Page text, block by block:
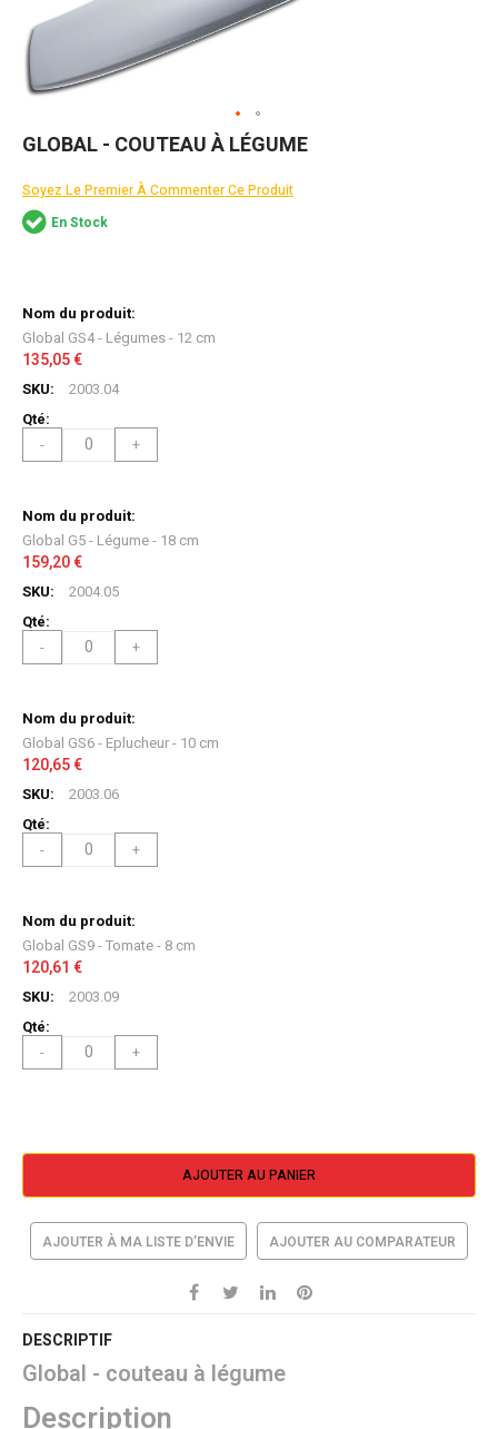
Skip
beginning
of
the
GLOBAL - COUTEAU À LÉGUME
Soyez Le Premier À Commenter Ce Produit
En Stock
du
produit
groupé
Global GS4 - Légumes - 12 cm
135,05 €
2003.04
- +
Global G5 - Légume - 18 cm
159,20 €
2004.05
- +
Global GS6 - Eplucheur - 10 cm
120,65 €
2003.06
- +
Global GS9 - Tomate - 8 cm
120,61 €
2003.09
- +
AJOUTER AU PANIER
AJOUTER À MA LISTE D’ENVIE AJOUTER AU COMPARATEUR
DESCRIPTIF
Global - couteau à légume
Description